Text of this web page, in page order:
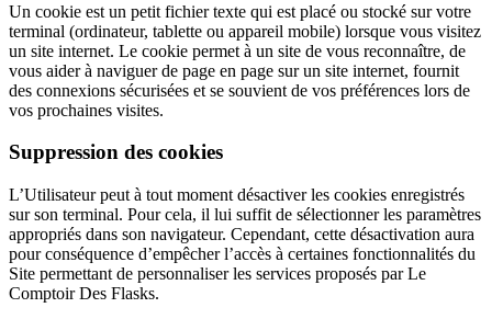
Un cookie est un petit fichier texte qui est placé ou stocké sur votre
terminal (ordinateur, tablette ou appareil mobile) lorsque vous visitez
un site internet. Le cookie permet à un site de vous reconnaître, de
vous aider à naviguer de page en page sur un site internet, fournit
des connexions sécurisées et se souvient de vos préférences lors de
vos prochaines visites.
Suppression des cookies
L’Utilisateur peut à tout moment désactiver les cookies enregistrés
sur son terminal. Pour cela, il lui suffit de sélectionner les paramètres
appropriés dans son navigateur. Cependant, cette désactivation aura
pour conséquence d’empêcher l’accès à certaines fonctionnalités du
Site permettant de personnaliser les services proposés par Le
Comptoir Des Flasks.